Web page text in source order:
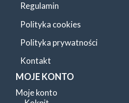
Regulamin
Polityka cookies
Polityka prywatności
Kontakt
MOJE KONTO
Moje konto